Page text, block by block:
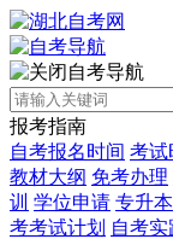
自考导航
报考指南
自考报名时间 考试
教材大纲 免考办理
训 学位申请 专升本
考考试计划 自考